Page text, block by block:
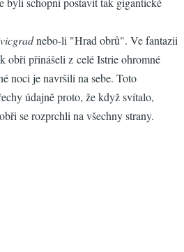
nebo-li "Hrad obrů". Ve fantazii
obři přinášeli z celé Istrie ohromné
noci je navršili na sebe. Toto
údajně proto, že když svítalo,
se rozprchli na všechny strany.